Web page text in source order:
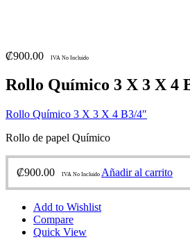
₡900.00 IVA No Incluido
Rollo Químico 3 X 3 X 4
Rollo Químico 3 X 3 X 4 B3/4″
Rollo de papel Químico
₡900.00 IVA No Incluido Añadir al carrito
Add to Wishlist
Compare
Quick View